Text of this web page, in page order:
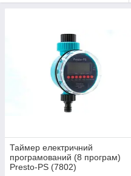
Таймер електричний
програмований (8 програм)
Presto-PS (7802)